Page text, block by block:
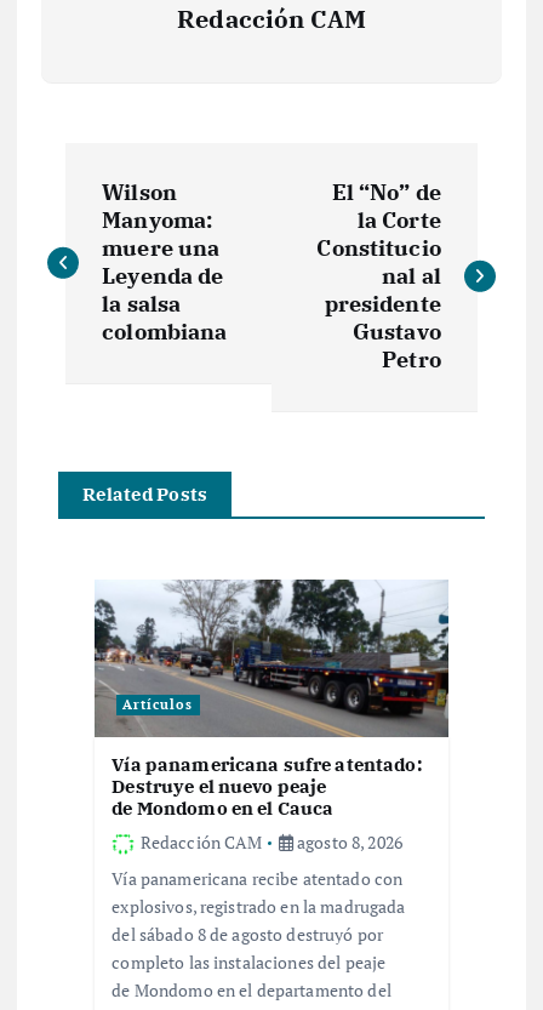
Redacción CAM
a
v
a
c
Wilson
Manyoma:
muere una
Leyenda de
la salsa
colombiana
El “No” de
la Corte
Constitucio
nal al
presidente
Gustavo
Petro
Related Posts
Artículos
Vía panamericana sufre atentado:
Destruye el nuevo peaje
de Mondomo en el Cauca
Redacción CAM
agosto 8, 2026
Vía panamericana recibe atentado con
explosivos, registrado en la madrugada
del sábado 8 de agosto destruyó por
completo las instalaciones del peaje
de Mondomo en el departamento del